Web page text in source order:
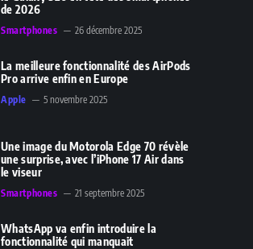
de 2026
Smartphones 26 décembre 2025
La meilleure fonctionnalité des AirPods
Pro arrive enfin en Europe
Apple 5 novembre 2025
Une image du Motorola Edge 70 révèle
une surprise, avec l’iPhone 17 Air dans
le viseur
Smartphones 21 septembre 2025
WhatsApp va enfin introduire la
fonctionnalité qui manquait